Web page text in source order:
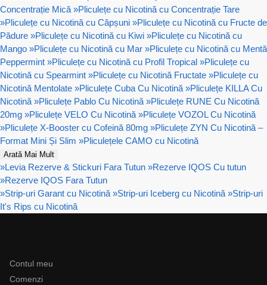
Concentrație Mică »Pliculețe cu Nicotină cu Concentrație Tare
»Pliculețe cu Nicotină cu Căpșuni »Pliculețe cu Nicotină cu Fructe de
Pădure »Pliculețe cu Nicotină cu Kiwi »Pliculețe cu Nicotină cu
Mango »Pliculețe cu Nicotină cu Mar »Pliculețe cu Nicotină cu Mentă
Peppermint »Pliculețe cu Nicotină cu Profil Tropical »Pliculețe cu
Nicotină cu Spearmint »Pliculețe cu Nicotină Fructate »Pliculețe cu
Nicotină Mentolate »Pliculețe Cuba Cu Nicotină »Pliculețe KILLA Cu
Nicotină »Pliculețe Pablo Cu Nicotină »Pliculețe RUNE Cu Nicotină
20mg »Pliculețe VELO Cu Nicotină »Pliculețe VOZOL Cu Nicotină
»Pliculețe X-Booster cu Cofeină 80mg »Pliculețe ZYN Cu Nicotină –
Format Mini Și Slim »Pliculețele CAMO cu Nicotină
Arată Mai Mult
»Levia Rezerve & Stickuri Fara Tutun »Rezerve IQOS Cu tutun
»Rezerve IQOS Fara Tutun
»Strip-uri Garant cu Nicotină »Strip-uri Iceberg cu Nicotină »Strip-uri
It's Rips cu Nicotină
Contul meu
Comenzi